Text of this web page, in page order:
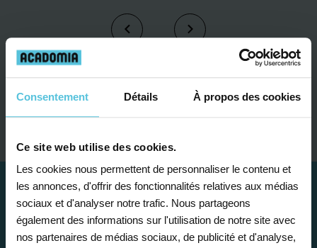
Consentement Détails À propos des cookies
Ce site web utilise des cookies.
Les cookies nous permettent de personnaliser le contenu et
les annonces, d'offrir des fonctionnalités relatives aux médias
sociaux et d'analyser notre trafic. Nous partageons
également des informations sur l'utilisation de notre site avec
nos partenaires de médias sociaux, de publicité et d'analyse,
Je contacte un conseiller